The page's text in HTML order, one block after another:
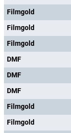
Filmgold
Filmgold
Filmgold
DMF
DMF
DMF
Filmgold
Filmgold